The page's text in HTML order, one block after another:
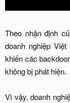
Theo nhận định
doanh nghiệp
khiến các
không bị phát hiện.
Vì vậy, doanh